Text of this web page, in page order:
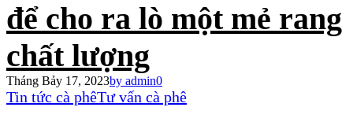
để cho ra lò một mẻ rang
chất lượng
Tháng Bảy 17, 2023by admin0
Tin tức cà phêTư vấn cà phê